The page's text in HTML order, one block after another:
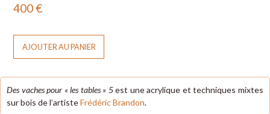
400€
AJOUTER AU PANIER
Des vaches pour « les tables » 5est une acrylique et techniques mixtes
sur bois de l’artisteFrédéric Brandon.